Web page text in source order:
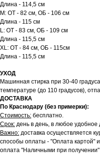
Длина - 114,5 см
M: ОТ - 82 см, ОБ - 106 см
Длина - 115 см
L: ОТ - 83 см, ОБ - 109 см
Длина - 115,5 см
XL: ОТ - 84 см, ОБ - 115см
Длина - 115,5 см
УХОД
Машинная стирка при 30-40
температуре (до 110 градусов),
ДОСТАВКА
По Краснодару (без примерки):
Стоимость: бесплатно.
Срок: день в день, в любое удобное
Важно: доставка осуществляется
способы оплаты - "Оплата картой"
оплата "Наличными при получении"